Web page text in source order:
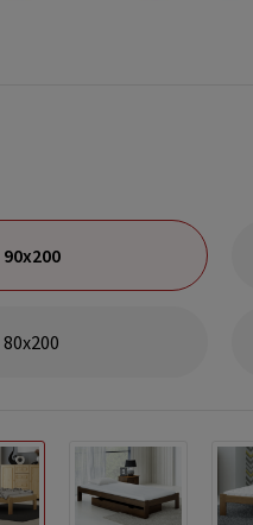
90x200
80x200